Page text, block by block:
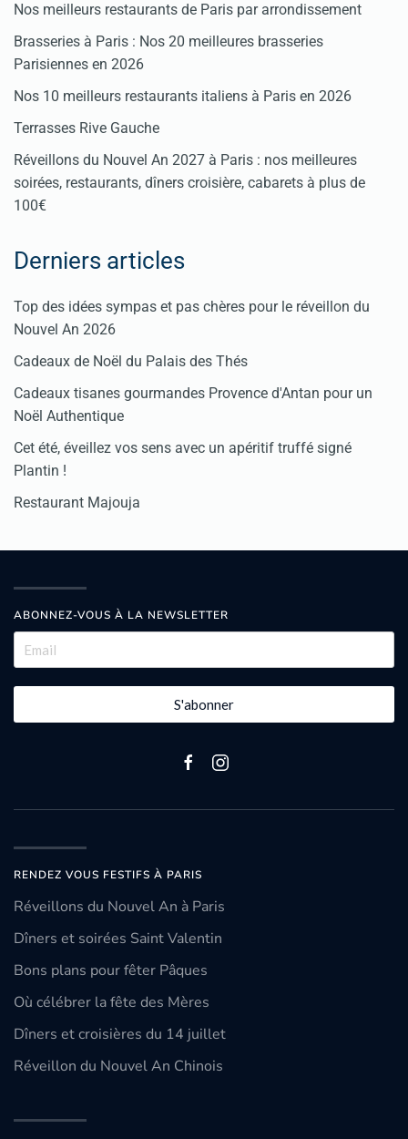
Nos meilleurs restaurants de Paris par arrondissement
Brasseries à Paris : Nos 20 meilleures brasseries
Parisiennes en 2026
Nos 10 meilleurs restaurants italiens à Paris en 2026
Terrasses Rive Gauche
Réveillons du Nouvel An 2027 à Paris : nos meilleures
soirées, restaurants, dîners croisière, cabarets à plus de
100€
Derniers articles
Top des idées sympas et pas chères pour le réveillon du
Nouvel An 2026
Cadeaux de Noël du Palais des Thés
Cadeaux tisanes gourmandes Provence d'Antan pour un
Noël Authentique
Cet été, éveillez vos sens avec un apéritif truffé signé
Plantin !
Restaurant Majouja
ABONNEZ-VOUS À LA NEWSLETTER
S'abonner
RENDEZ VOUS FESTIFS À PARIS
Réveillons du Nouvel An à Paris
Dîners et soirées Saint Valentin
Bons plans pour fêter Pâques
Où célébrer la fête des Mères
Dîners et croisières du 14 juillet
Réveillon du Nouvel An Chinois